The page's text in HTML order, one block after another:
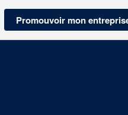
Promouvoir mon